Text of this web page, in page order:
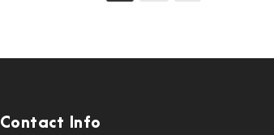
Contact Info